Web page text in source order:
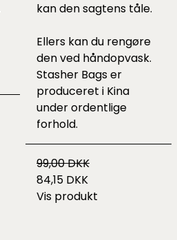
kan den sagtens tåle.
Ellers kan du rengøre
den ved håndopvask.
Stasher Bags er
produceret i Kina
under ordentlige
forhold.
99,00 DKK
84,15 DKK
Vis produkt